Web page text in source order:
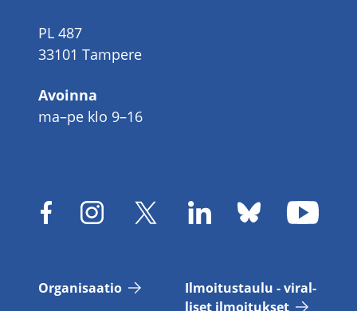
PL 487
33101 Tampere
Avoinna
ma–pe klo 9–16
Or­ga­ni­saa­tio
Il­moi­tus­tau­lu - vi­ral­
li­set il­moi­tuk­set